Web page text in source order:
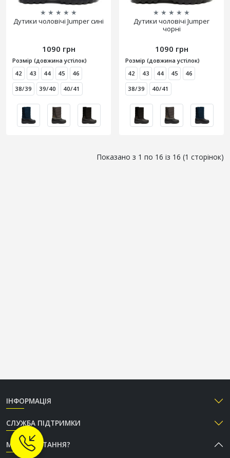
★ ★ ★ ★ ★
Дутики чоловічі Jumper сині
1090 грн
Розмір (довжина устілок)
42
43 44 45
46
38/39
39/40 40/41
★ ★ ★ ★ ★
Дутики чоловічі Jumper
чорні
1090 грн
Розмір (довжина устілок)
42
43 44 45
46
38/39
40/41
Показано з 1 по 16 із 16 (1 сторінок)
ІНФОРМАЦІЯ
СЛУЖБА ПІДТРИМКИ
МАЄТЕ ПИТАННЯ?